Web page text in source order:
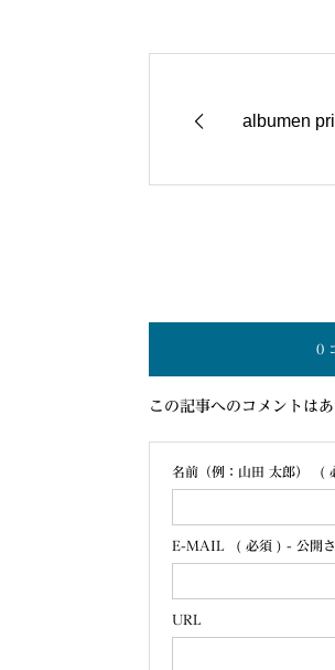
albumen
0
この記事へのコメントはあ
名前（例：山田 太郎） (
E-MAIL ( 必須 ) - 公開
URL